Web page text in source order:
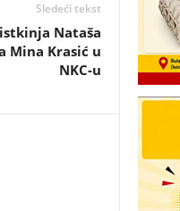
Sledeći tekst
Nataša
Mina Krasić u
NKC-u